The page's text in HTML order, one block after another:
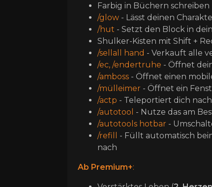
Farbig in Büchern schreiben
/glow - Lässt deinen
/hut - Setzt den Block in
Shulker-Kisten mit Shift +
/sellall hand - Verkauft alle
/ec, /endertruhe - Öffnet
/amboss - Öffnet einen
/mülleimer - Öffnet ein
/actp - Teleportiert dich
/autotool - Nutze das am
/autotools hotbar -
/refill
- Füllt automatisch
nach
Ab Premium+: